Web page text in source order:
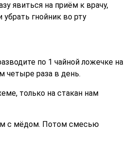
явиться на приём к врачу,
гнойник во рту
по 1 чайной ложечке на
четыре раза в день.
только на стакан нам
с мёдом. Потом смесью